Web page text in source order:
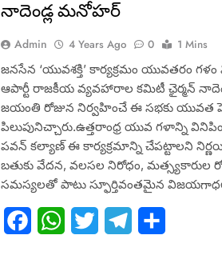
నాదెండ్ల మనోహర్
Admin 4 Years Ago 0
1 Mins
జనసేన ‘యువశక్తి’ కార్యక్రమం యువతరం
ఆపార్టీ రాజకీయ వ్యవహారాల కమిటీ ఛైర్మన్
జయంతి రోజున నిర్వహించే ఈ సభకు యువత
పిలుపునిచ్చారు.ఉత్తరాంధ్ర యువ గళాన్ని
పవన్ కల్యాణ్ ఈ కార్యక్రమాన్ని చేపట్టాలని
బతుకు వేదన, వలసల నిరోధం, మత్స్యకారుల
సమస్యలతో పాటు స్ఫూర్తివంతమైన
FacebookWhatsApp
Twitter Telegram